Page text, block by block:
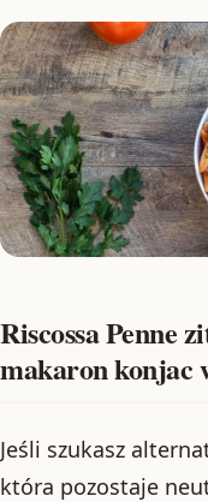
Riscossa Penne
makaron konjac
Jeśli szukasz
która pozostaje